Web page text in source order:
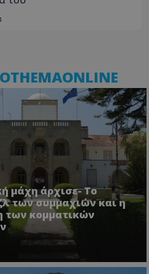
μάχη άρχισε- Το
των συμμαχιών και η
των κομματικών
του ιστότοπου, όπως τη
δεν μπορεί να χρησιμοποιηθεί σωστά
Microsoft Corporation